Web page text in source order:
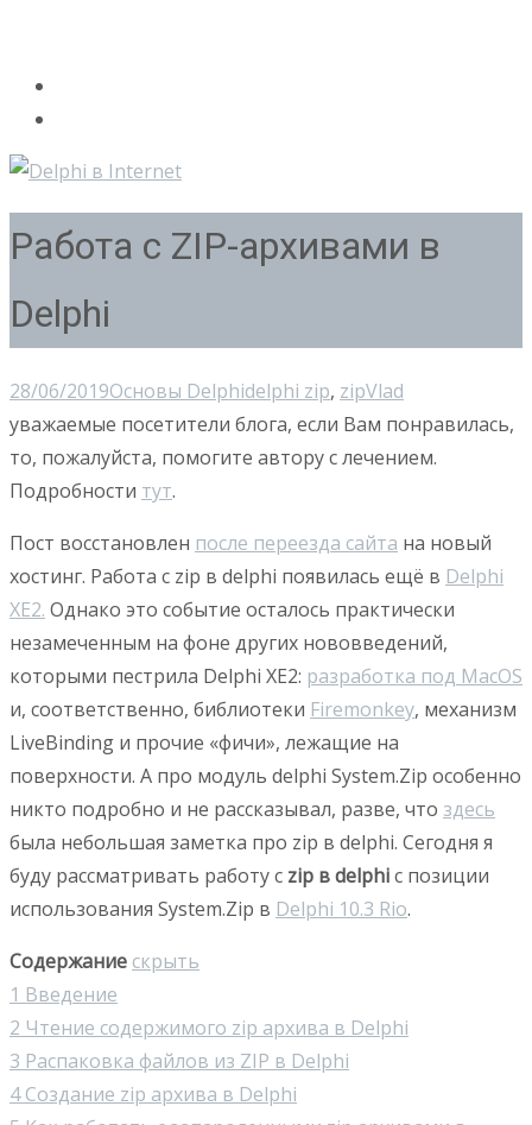
Работа с ZIP-архивами в
Delphi
28/06/2019Основы Delphidelphi zip, zipVlad
уважаемые посетители блога, если Вам понравилась,
то, пожалуйста, помогите автору с лечением.
Подробности тут.
Пост восстановлен после переезда сайта на новый
хостинг. Работа с zip в delphi появилась ещё в Delphi
XE2. Однако это событие осталось практически
незамеченным на фоне других нововведений,
которыми пестрила Delphi XE2: разработка под MacOS
и, соответственно, библиотеки Firemonkey, механизм
LiveBinding и прочие «фичи», лежащие на
поверхности. А про модуль delphi System.Zip особенно
никто подробно и не рассказывал, разве, что здесь
была небольшая заметка про zip в delphi. Сегодня я
буду рассматривать работу с zip в delphiс позиции
использования System.Zip в Delphi 10.3 Rio.
Содержание скрыть
1 Введение
2 Чтение содержимого zip архива в Delphi
3 Распаковка файлов из ZIP в Delphi
4 Создание zip архива в Delphi